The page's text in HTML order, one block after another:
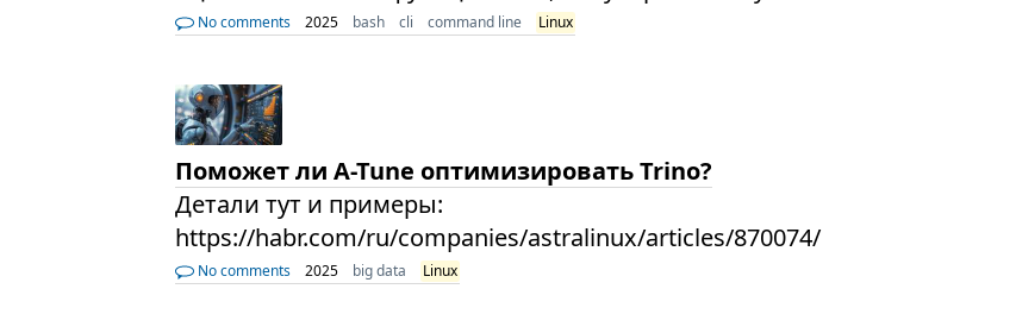
No comments 2025 bash cli command line Linux
Поможет ли A-Tune оптимизировать Trino?
Детали тут и примеры:
https://habr.com/ru/companies/astralinux/articles/870074/
No comments 2025 big data Linux